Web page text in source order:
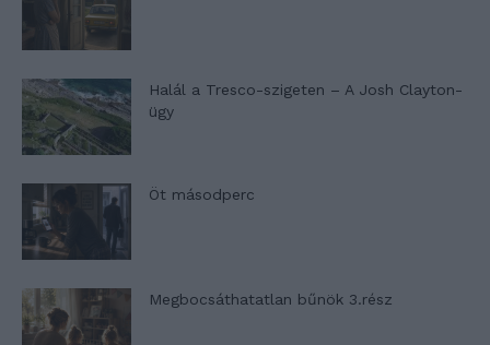
Halál a Tresco-szigeten – A Josh Clayton-
ügy
Öt másodperc
Megbocsáthatatlan bűnök 3.rész